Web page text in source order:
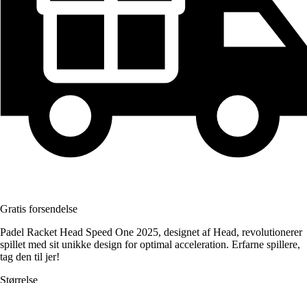
Gratis forsendelse
Padel Racket Head Speed One 2025, designet af Head, revolutionerer
spillet med sit unikke design for optimal acceleration. Erfarne spillere,
tag den til jer!
Størrelse